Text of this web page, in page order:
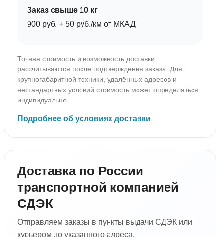
Заказ свыше 10 кг
900 руб. + 50 руб./км от МКАД
Точная стоимость и возможность доставки
рассчитываются после подтверждения заказа. Для
крупногабаритной техники, удалённых адресов и
нестандартных условий стоимость может определяться
индивидуально.
Подробнее об условиях доставки
Доставка по России
транспортной компанией
СДЭК
Отправляем заказы в пункты выдачи СДЭК или
курьером до указанного адреса.